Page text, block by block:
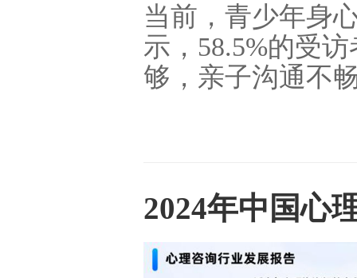
当前，青少年身
示，58.5%的受
够，亲子沟通不
2024年中国心